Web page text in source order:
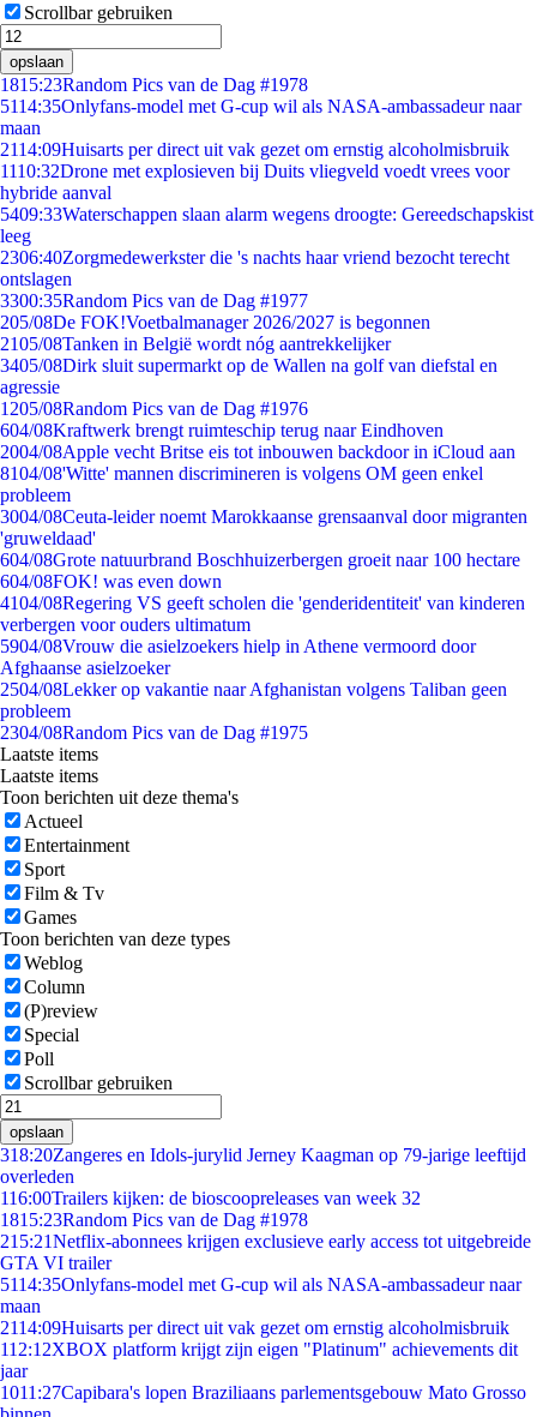
Scrollbar gebruiken
opslaan
1815:23Random Pics van de Dag #1978
5114:35Onlyfans-model met G-cup wil als NASA-ambassadeur naar
maan
2114:09Huisarts per direct uit vak gezet om ernstig alcoholmisbruik
1110:32Drone met explosieven bij Duits vliegveld voedt vrees voor
hybride aanval
5409:33Waterschappen slaan alarm wegens droogte: Gereedschapskist
leeg
2306:40Zorgmedewerkster die 's nachts haar vriend bezocht terecht
ontslagen
3300:35Random Pics van de Dag #1977
205/08De FOK!Voetbalmanager 2026/2027 is begonnen
2105/08Tanken in België wordt nóg aantrekkelijker
3405/08Dirk sluit supermarkt op de Wallen na golf van diefstal en
agressie
1205/08Random Pics van de Dag #1976
604/08Kraftwerk brengt ruimteschip terug naar Eindhoven
2004/08Apple vecht Britse eis tot inbouwen backdoor in iCloud aan
8104/08'Witte' mannen discrimineren is volgens OM geen enkel
probleem
3004/08Ceuta-leider noemt Marokkaanse grensaanval door migranten
'gruweldaad'
604/08Grote natuurbrand Boschhuizerbergen groeit naar 100 hectare
604/08FOK! was even down
4104/08Regering VS geeft scholen die 'genderidentiteit' van kinderen
verbergen voor ouders ultimatum
5904/08Vrouw die asielzoekers hielp in Athene vermoord door
Afghaanse asielzoeker
2504/08Lekker op vakantie naar Afghanistan volgens Taliban geen
probleem
2304/08Random Pics van de Dag #1975
Laatste items
Laatste items
Toon berichten uit deze thema's
Actueel
Entertainment
Sport
Film & Tv
Games
Toon berichten van deze types
Weblog
Column
(P)review
Special
Poll
Scrollbar gebruiken
opslaan
318:20Zangeres en Idols-jurylid Jerney Kaagman op 79-jarige leeftijd
overleden
116:00Trailers kijken: de bioscoopreleases van week 32
1815:23Random Pics van de Dag #1978
215:21Netflix-abonnees krijgen exclusieve early access tot uitgebreide
GTA VI trailer
5114:35Onlyfans-model met G-cup wil als NASA-ambassadeur naar
maan
2114:09Huisarts per direct uit vak gezet om ernstig alcoholmisbruik
112:12XBOX platform krijgt zijn eigen "Platinum" achievements dit
jaar
1011:27Capibara's lopen Braziliaans parlementsgebouw Mato Grosso